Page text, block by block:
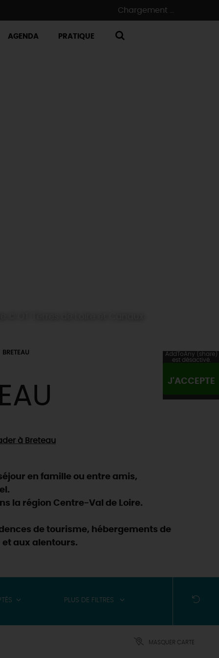
Chargement ...
AGENDA PRATIQUE
BRETEAU
à Breteau
en famille ou entre amis,
la région Centre-Val de Loire.
de tourisme, hébergements de
aux alentours.
PLUS DE FILTRES
MASQUER CARTE
AddToAny (share)
est désactivé.
J'ACCEPTE